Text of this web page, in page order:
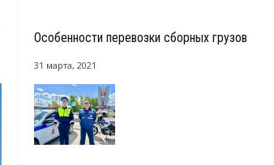
Особенности перевозки сборных грузов
31 марта, 2021